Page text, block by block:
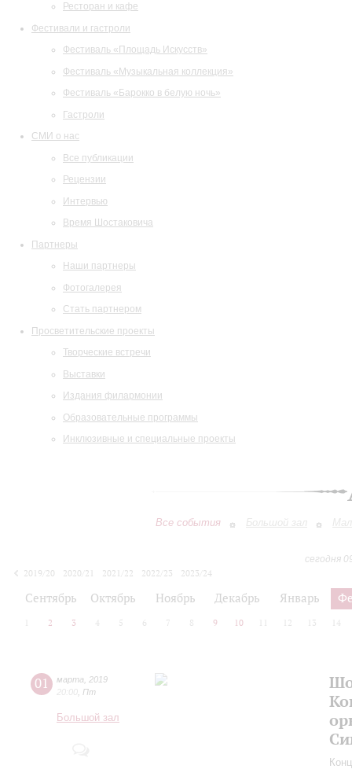
Ресторан и кафе
Фестивали и гастроли
Фестиваль «Площадь Искусств»
Фестиваль «Музыкальная коллекция»
Фестиваль «Барокко в белую ночь»
Гастроли
СМИ о нас
Все публикации
Рецензии
Интервью
Время Шостаковича
Партнеры
Наши партнеры
Фотогалерея
Стать партнером
Просветительские проекты
Творческие встречи
Выставки
Издания филармонии
Образовательные программы
Инклюзивные и специальные проекты
Все события Большой зал
сегодня
2019/20
2020/21 2021/22 2022/23
2023/24
Сентябрь Октябрь Ноябрь Декабрь Январь
2 3 4 5 6 7 8 9 10 12 13 14
01 марта
2019
20:00 Пт
Большой зал